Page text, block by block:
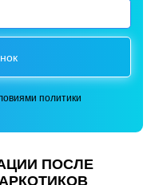
политики
ПОСЛЕ